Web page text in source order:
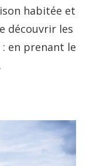
habitée et
découvrir les
en prenant le